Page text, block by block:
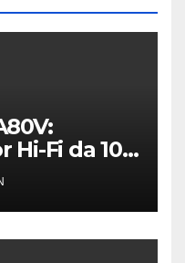
Hi-Fi da 100